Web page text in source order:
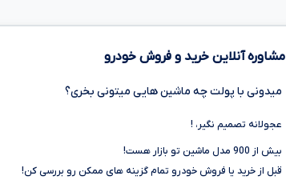
مشاوره آنلاین خرید و فروش خودرو
میدونی با پولت چه ماشین هایی میتونی بخری؟
عجولانه تصمیم نگیر، !
بیش از 900 مدل ماشین تو بازار هست!
قبل از خرید یا فروش خودرو تمام گزینه های ممکن رو بررسی کن!